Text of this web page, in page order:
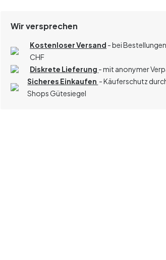
Wir versprechen
Kostenloser Versand - bei
CHF
Diskrete Lieferung - mit anonymer
Sicheres Einkaufen - Käuferschutz
Shops Gütesiegel